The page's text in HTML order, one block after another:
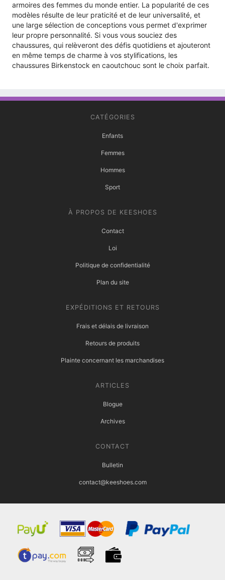
armoires des femmes du monde entier. La popularité de ces
modèles résulte de leur praticité et de leur universalité, et
une large sélection de conceptions vous permet d'exprimer
leur propre personnalité. Si vous vous souciez des
chaussures, qui relèveront des défis quotidiens et ajouteront
en même temps de charme à vos stylifications, les
chaussures Birkenstock en caoutchouc sont le choix parfait.
CATÉGORIES
Enfants
Femmes
Hommes
Sport
À PROPOS DE KEESHOES
Contact
Loi
Politique de confidentialité
Plan du site
EXPÉDITIONS ET RETOURS
Frais et délais de livraison
Retours de produits
Plainte concernant les marchandises
ARTICLES
Blogue
Archives
CONTACT
Bulletin
contact@keeshoes.com